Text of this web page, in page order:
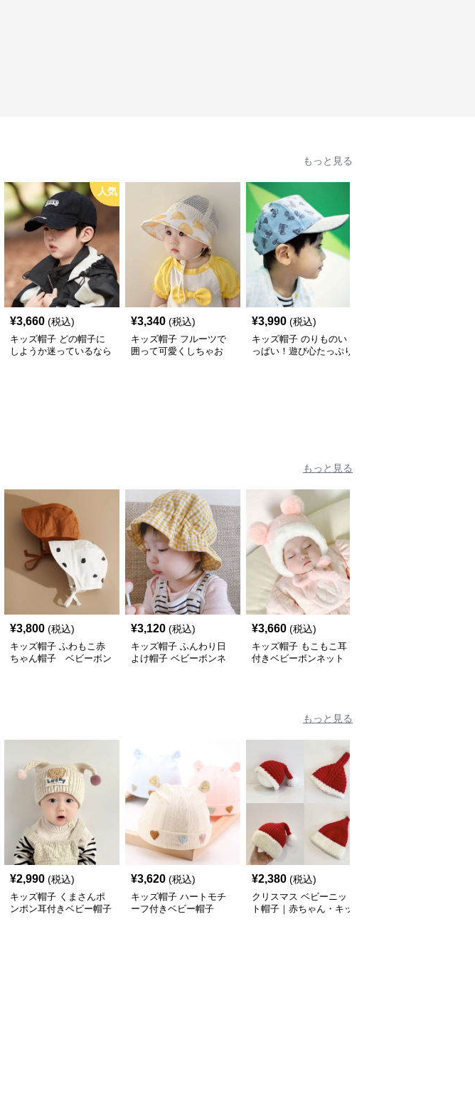
もっと見る
人気
¥3,660 (税込)
キッズ帽子 どの帽子に
しようか迷っているなら
¥3,340 (税込)
キッズ帽子 フルーツで
囲って可愛くしちゃお
¥3,990 (税込)
キッズ帽子 のりものい
っぱい！遊び心たっぷり
もっと見る
¥3,800 (税込)
キッズ帽子 ふわもこ赤
ちゃん帽子 ベビーボン
¥3,120 (税込)
キッズ帽子 ふんわり日
よけ帽子 ベビーボンネ
¥3,660 (税込)
キッズ帽子 もこもこ耳
付きベビーボンネット
もっと見る
¥2,990 (税込)
キッズ帽子 くまさんポ
ンポン耳付きベビー帽子
¥3,620 (税込)
キッズ帽子 ハートモチ
ーフ付きベビー帽子
¥2,380 (税込)
クリスマス ベビーニッ
ト帽子｜赤ちゃん・キッ